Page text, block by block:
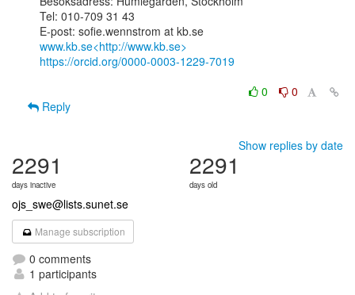
Tel: 010-709 31 43
www.kb.se<http://www.kb.se>
https://orcid.org/0000-0003-1229-7019
0
0
Reply
Show replies by date
2291
days inactive
2291
days old
ojs_swe@lists.sunet.se
Manage subscription
0 comments
1 participants